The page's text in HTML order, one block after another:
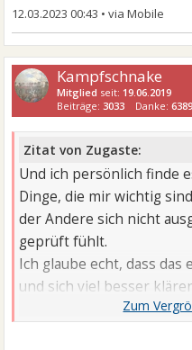
12.03.2023 00:43 •
Kampfschnake
Mitglied seit: 19.06.2019
Beiträge: 3033 Danke:6389
Zitat von Zugaste:
Und ich persönlich finde
Dinge, die mir wichtig
der Andere sich nicht
geprüft fühlt.
Ich glaube echt, dass das
und sich viel besser
nachzufragen, sondern